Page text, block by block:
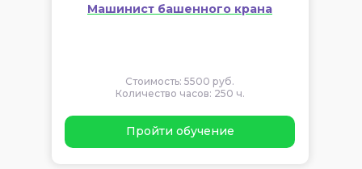
Машинист башенного крана
Стоимость: 5500 руб.
Количество часов: 250 ч.
Пройти обучение